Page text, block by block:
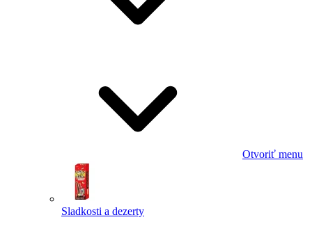
Otvoriť menu
Sladkosti a dezerty